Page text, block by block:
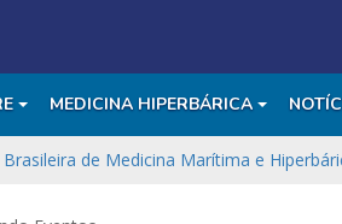
MEDICINA HIPERBÁRICA
de Medicina Marítima e